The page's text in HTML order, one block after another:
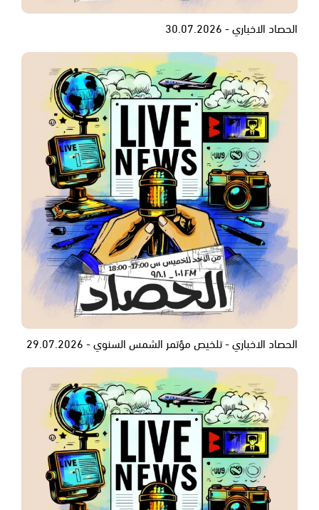
الحصاد الاخباري - 30.07.2026
الحصاد الاخباري - تلخيص مؤتمر الشمس السنوي - 29.07.2026